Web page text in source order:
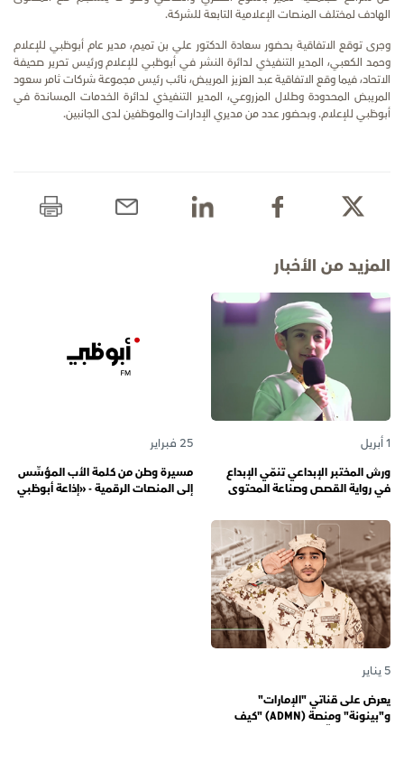
الهادف لمختلف المنصات الإعلامية التابعة للشركة.
وجرى توقع الاتفاقية بحضور سعادة الدكتور علي بن تميم، مدير عام أبوظبي للإعلام
وحمد الكعبي، المدير التنفيذي لدائرة النشر في أبوظبي للإعلام ورئيس تحرير صحيفة
الاتحاد، فيما وقع الاتفاقية عبد العزيز المريبض، نائب رئيس مجموعة شركات ثامر سعود
المريبض المحدودة وطلال المزروعي، المدير التنفيذي لدائرة الخدمات المساندة في
أبوظبي للإعلام. وبحضور عدد من مديري الإدارات والموظفين لدى الجانبين.
المزيد من الأخبار
1 أبريل
ورش المختبر الإبداعي تنمّي الإبداع
في رواية القصص وصناعة المحتوى
الصغار
25 فبراير
مسيرة وطن من كلمة الأب المؤسِّس
إلى المنصات الرقمية - «إذاعة أبوظبي
5 يناير
يعرض على قناتي "الإمارات"
و"بينونة" ومنصة (ADMN) "كيف